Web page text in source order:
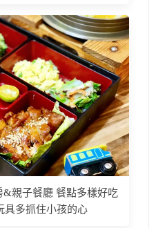
親子餐廳 餐點多樣好吃
具多抓住小孩的心